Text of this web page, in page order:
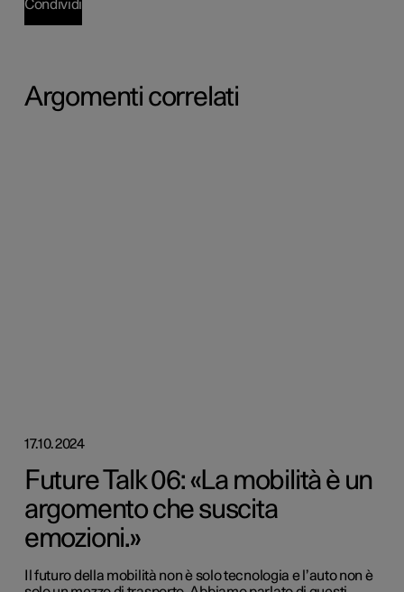
Condividi
Argomenti correlati
17.10.2024
Future Talk 06: «La mobilità è un
argomento che suscita
emozioni.»
Il futuro della mobilità non è solo tecnologia e l’auto non è